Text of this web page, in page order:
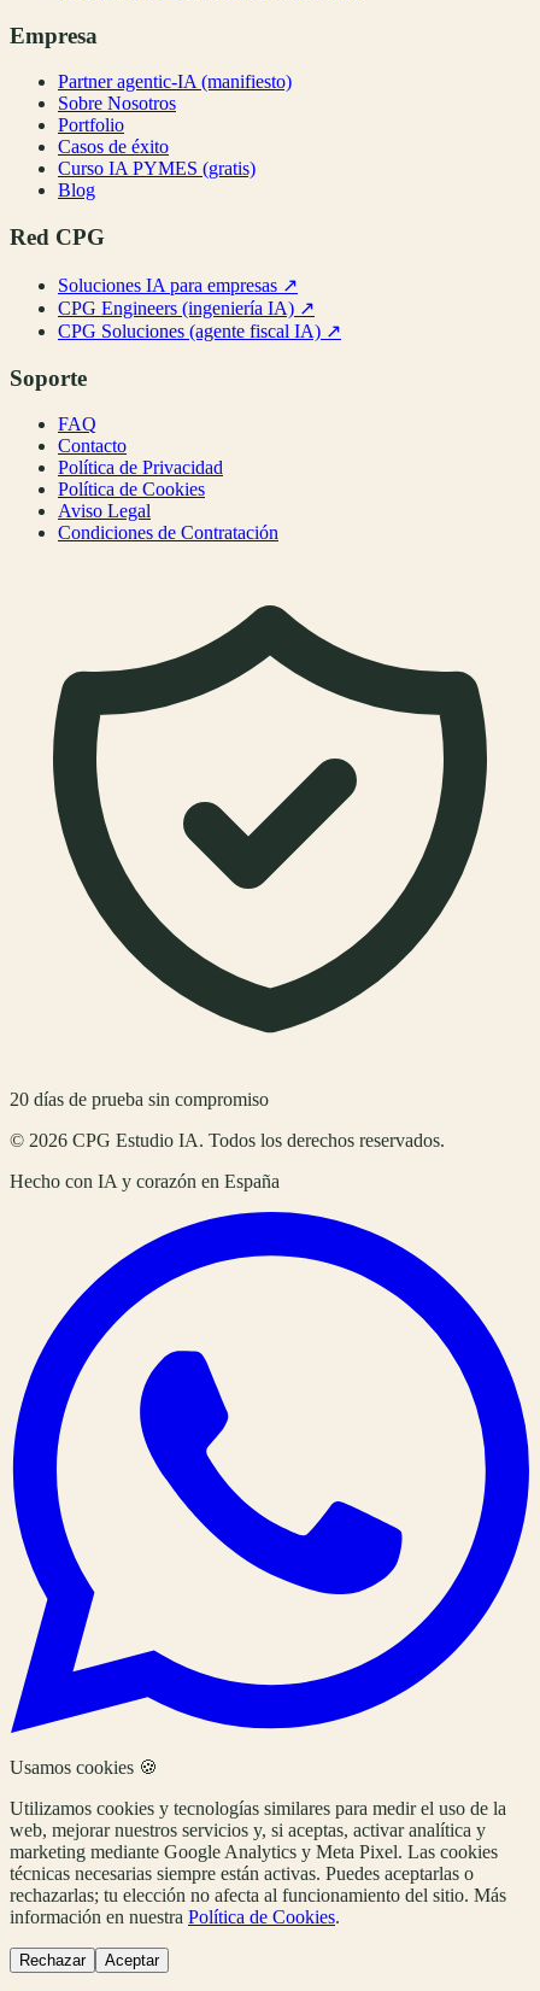
Empresa
Partner agentic-IA (manifiesto)
Sobre Nosotros
Portfolio
Casos de éxito
Curso IA PYMES (gratis)
Blog
Red CPG
Soluciones IA para empresas ↗
CPG Engineers (ingeniería IA) ↗
CPG Soluciones (agente fiscal IA) ↗
Soporte
FAQ
Contacto
Política de Privacidad
Política de Cookies
Aviso Legal
Condiciones de Contratación
20 días de prueba sin compromiso
© 2026 CPG Estudio IA. Todos los derechos reservados.
Hecho con IA y corazón en España
Usamos cookies 🍪
Utilizamos cookies y tecnologías similares para medir el uso de la
web, mejorar nuestros servicios y, si aceptas, activar analítica y
marketing mediante Google Analytics y Meta Pixel. Las cookies
técnicas necesarias siempre están activas. Puedes aceptarlas o
rechazarlas; tu elección no afecta al funcionamiento del sitio. Más
información en nuestra Política de Cookies.
Rechazar Aceptar